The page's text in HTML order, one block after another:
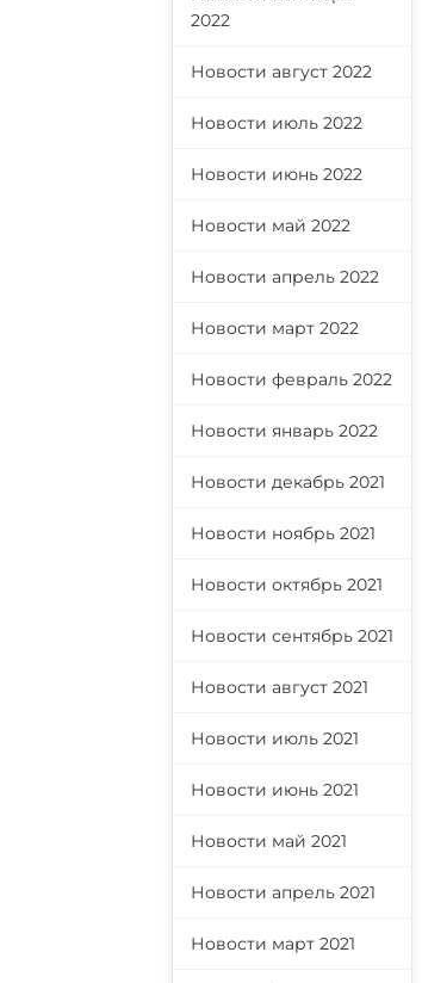
2022
Новости август 2022
Новости июль 2022
Новости июнь 2022
Новости май 2022
Новости апрель 2022
Новости март 2022
Новости февраль 2022
Новости январь 2022
Новости декабрь 2021
Новости ноябрь 2021
Новости октябрь 2021
Новости сентябрь 2021
Новости август 2021
Новости июль 2021
Новости июнь 2021
Новости май 2021
Новости апрель 2021
Новости март 2021